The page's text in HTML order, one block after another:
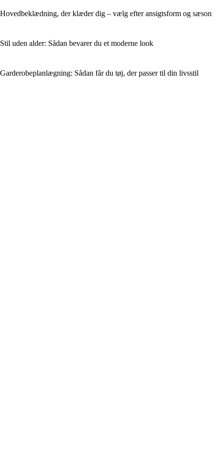
Hovedbeklædning, der klæder dig – vælg efter ansigtsform og sæson
Stil uden alder: Sådan bevarer du et moderne look
Garderobeplanlægning: Sådan får du tøj, der passer til din livsstil